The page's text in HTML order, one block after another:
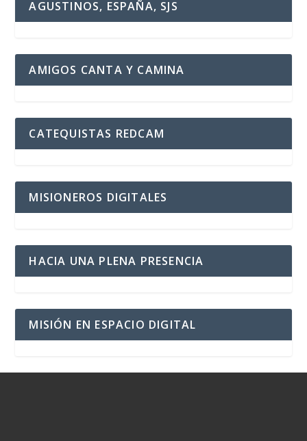
AGUSTINOS, ESPAÑA, SJS
AMIGOS CANTA Y CAMINA
CATEQUISTAS REDCAM
MISIONEROS DIGITALES
HACIA UNA PLENA PRESENCIA
MISIÓN EN ESPACIO DIGITAL